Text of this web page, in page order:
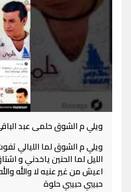
ويلي م الشوق حلمى عبد
ويلي م الشوق لما الليالي
الليل لما الحنين ياخدني و
اعيش من غير عنيه لا والله
حبيبي حبيبي حلوة